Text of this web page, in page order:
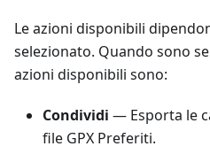
Le azioni disponibili
selezionato. Quando sono
azioni disponibili sono:
Condividi — Esporta le
file GPX Preferiti.